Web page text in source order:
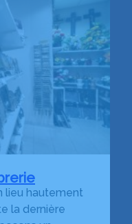
lieu hautement
la dernière